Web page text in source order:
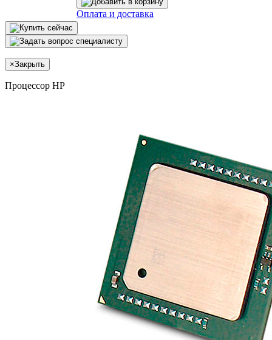
Оплата и доставка
×Закрыть
Процессор HP